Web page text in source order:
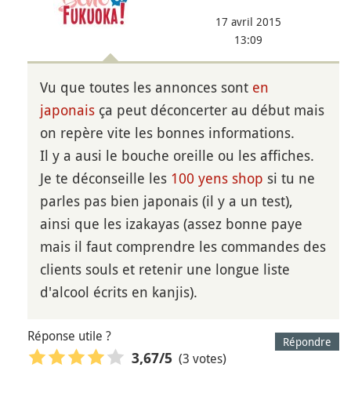
17 avril 2015
13:09
Vu que toutes les annonces sont en
japonais ça peut déconcerter au début mais
on repère vite les bonnes informations.
Il y a ausi le bouche oreille ou les affiches.
Je te déconseille les 100 yens shop si tu ne
parles pas bien japonais (il y a un test),
ainsi que les izakayas (assez bonne paye
mais il faut comprendre les commandes des
clients souls et retenir une longue liste
d'alcool écrits en kanjis).
Répondre
Réponse utile ?
3,67/5 (3 votes)